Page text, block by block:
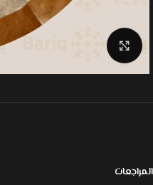
Click to enlarge
المراجعات